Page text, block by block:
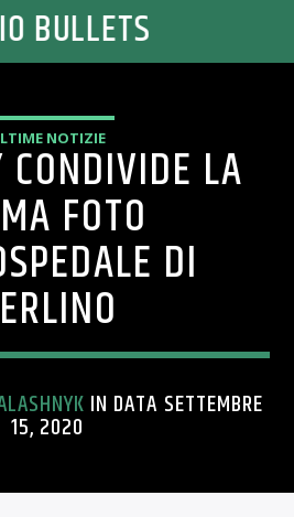
BULLETS
NOTIZIE LA
FOTO
DI
IN DATA SETTEMBRE
15, 2020